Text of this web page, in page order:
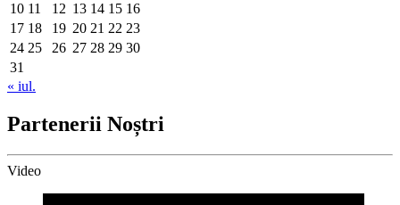
10 11 12 13 14 15 16
17 18 19 20 21 22 23
24 25 26 27 28 29 30
31
« iul.
Partenerii Noștri
Video